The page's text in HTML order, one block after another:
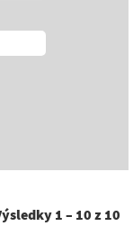
1 – 10 z 10